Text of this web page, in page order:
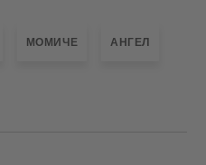
МОМИЧЕ АНГЕЛ